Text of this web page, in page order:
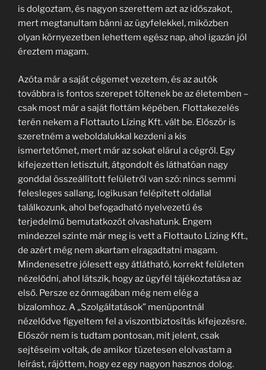
is dolgoztam, és nagyon szerettem azt az időszakot,
mert megtanultam bánni az ügyfelekkel, miközben
olyan környezetben lehettem egész nap, ahol igazán jól
éreztem magam.
Azóta már a saját cégemet vezetem, és az autók
továbbra is fontos szerepet töltenek be az életemben –
csak most már a saját flottám képében. Flottakezelés
terén nekem a Flottauto Lízing Kft. vált be. Először is
szeretném a weboldalukkal kezdeni a kis
ismertetőmet, mert már az sokat elárul a cégről. Egy
kifejezetten letisztult, átgondolt és láthatóan nagy
gonddal összeállított felületről van szó: nincs semmi
felesleges sallang, logikusan felépített oldallal
találkozunk, ahol befogadható nyelvezetű és
terjedelmű bemutatkozót olvashatunk. Engem
mindezzel szinte már meg is vett a Flottauto Lízing Kft.,
de azért még nem akartam elragadtatni magam.
Mindenesetre jólesett egy átlátható, korrekt felületen
nézelődni, ahol látszik, hogy az ügyfél tájékoztatása az
első. Persze ez önmagában még nem elég a
bizalomhoz. A „Szolgáltatások” menüpontnál
nézelődve figyeltem fel a viszontbiztosítás kifejezésre.
Először nem is tudtam pontosan, mit jelent, csak
sejtéseim voltak, de amikor tüzetesen elolvastam a
leírást, rájöttem, hogy ez egy nagyon hasznos dolog.